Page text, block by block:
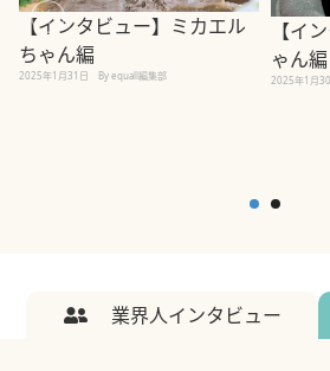
【インタビュー】ミカエル
ちゃん編
2025年1月31日 By equall編集部
【イ
ゃん編
2025年1月
業界人インタビュー